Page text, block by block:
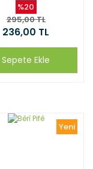
%20
295,00 TL
236,00 TL
Sepete Ekle
Yeni